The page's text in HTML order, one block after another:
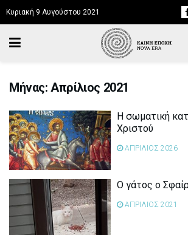
Κυριακή 9 Αυγούστου 2021
Μήνας: Απρίλιος 2021
Η σωματική
Χριστού
ΑΠΡΙΛΙΟΣ 2026
Ο γάτος ο
ΑΠΡΙΛΙΟΣ 2021